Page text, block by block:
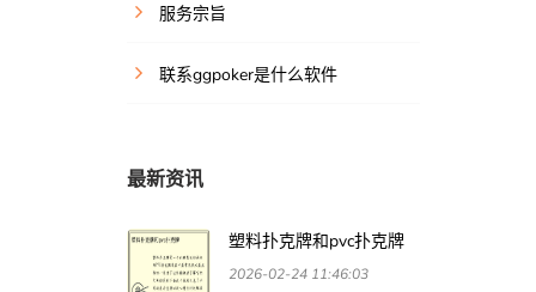
服务宗旨
联系ggpoker是什么软件
最新资讯
塑料扑克牌和pvc扑克牌
2026-02-24 11:46:03